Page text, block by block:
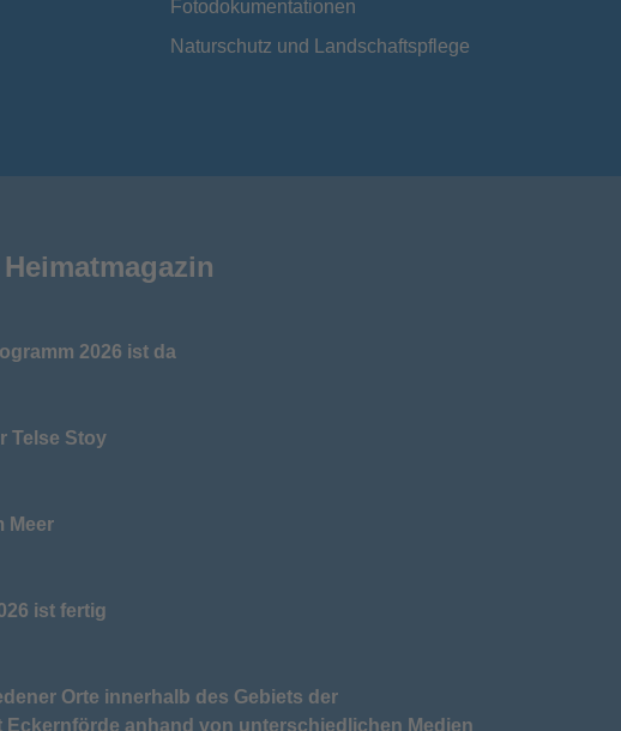
Fotodokumentationen
Naturschutz und Landschaftspflege
2026 ist da
Telse Stoy
Meer
ist fertig
Orte innerhalb des Gebiets der
Eckernförde anhand von unterschiedlichen Medien